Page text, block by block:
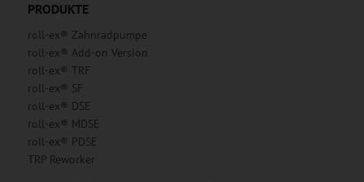
PRODUKTE
roll-ex® Zahnradpumpe
roll-ex® Add-on Version
roll-ex® TRF
roll-ex® SF
roll-ex® DSE
roll-ex® MDSE
roll-ex® PDSE
TRP Reworker